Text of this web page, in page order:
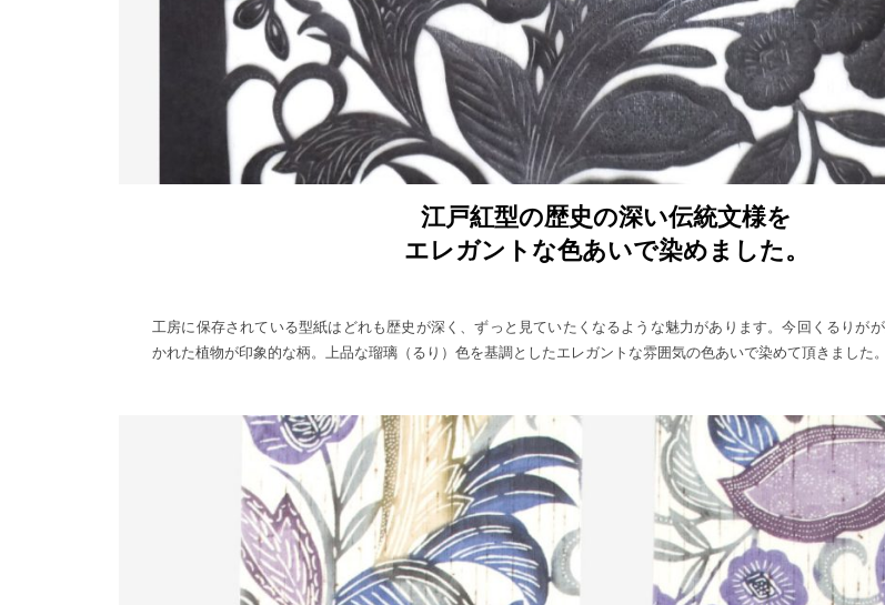
江戸紅型の歴史の深い伝統文様を
エレガントな色あいで染めました。
工房に保存されている型紙はどれも歴史が深く、ずっと見ていたくなるような魅力があります。今回くるりが
かれた植物が印象的な柄。上品な瑠璃（るり）色を基調としたエレガントな雰囲気の色あいで染めて頂きました。